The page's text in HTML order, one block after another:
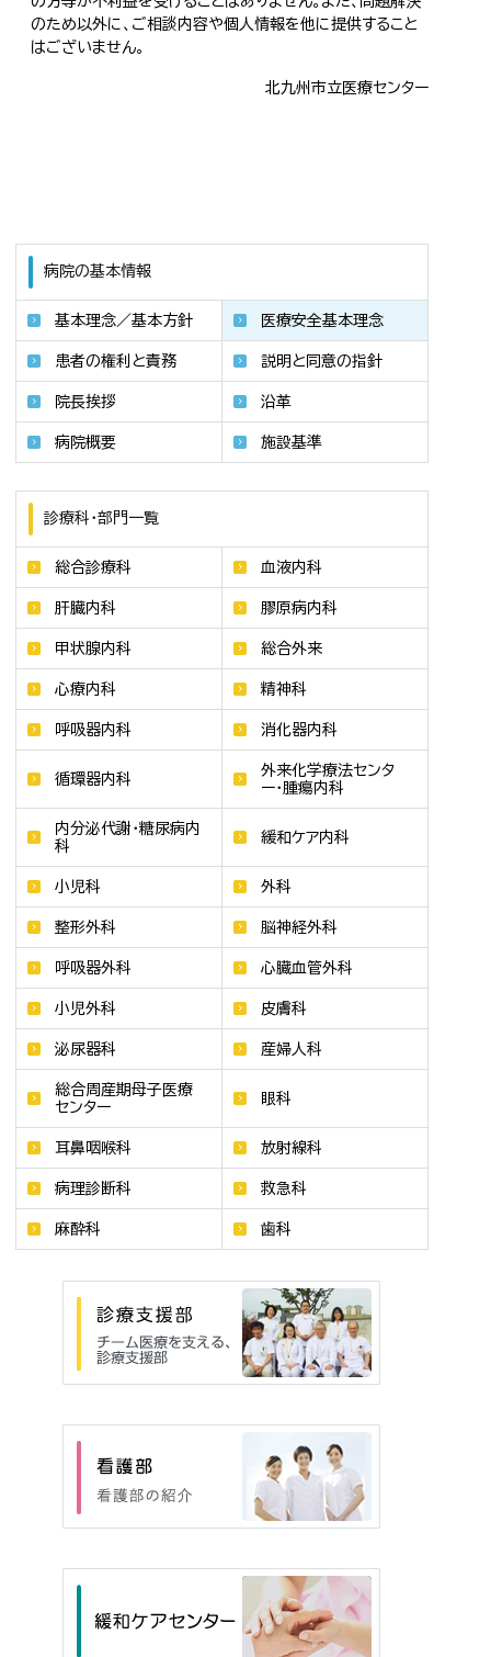
病院の基本情報
基本理念／基本方針 医療安全基本理念
患者の権利と責務 説明と同意の指針
院長挨拶 沿革
病院概要 施設基準
診療科・部門一覧
総合診療科 血液内科
肝臓内科 膠原病内科
甲状腺内科 総合外来
心療内科 精神科
呼吸器内科 消化器内科
循環器内科
外来化学療法センタ
ー・腫瘍内科
内分泌代謝・糖尿病内
科
緩和ケア内科
小児科 外科
整形外科 脳神経外科
呼吸器外科 心臓血管外科
小児外科 皮膚科
泌尿器科 産婦人科
総合周産期母子医療
センター
眼科
耳鼻咽喉科 放射線科
病理診断科 救急科
麻酔科 歯科
のため以外に、ご相談内容や個人情報を他に提供すること
はございません。
北九州市立医療センター